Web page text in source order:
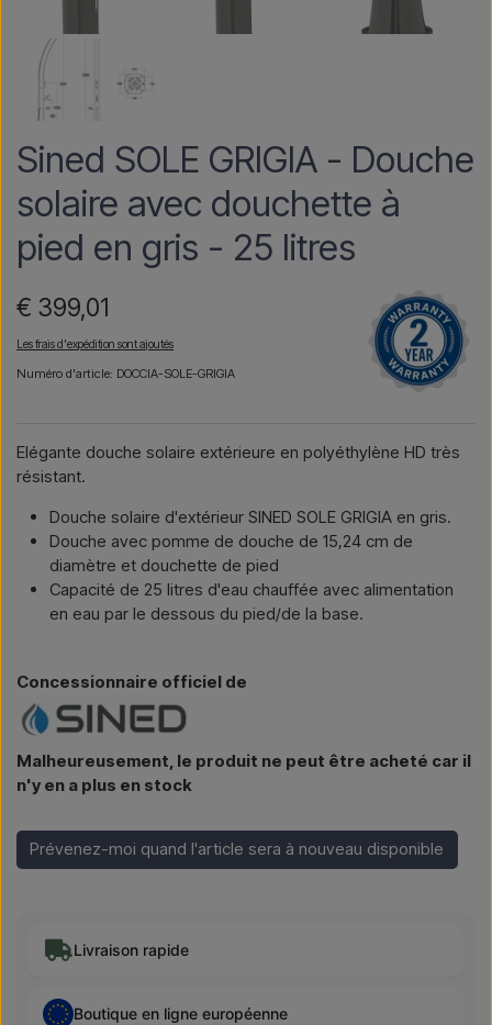
Sined SOLE GRIGIA - Douche
solaire avec douchette à
pied en gris - 25 litres
€ 399,01
Les frais d'expédition sont ajoutés
Numéro d'article: DOCCIA-SOLE-GRIGIA
Elégante douche solaire extérieure en polyéthylène HD très
résistant.
Douche solaire d'extérieur SINED SOLE GRIGIA en gris.
Douche avec pomme de douche de 15,24 cm de
diamètre et douchette de pied
Capacité de 25 litres d'eau chauffée avec alimentation
en eau par le dessous du pied/de la base.
Concessionnaire officiel de
Malheureusement, le produit ne peut être acheté car il
n'y en a plus en stock
Prévenez-moi quand l'article sera à nouveau disponible
Livraison rapide
Boutique en ligne européenne